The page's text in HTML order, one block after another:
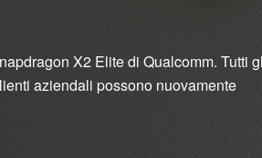
X2 Elite di Qualcomm. Tutti
aziendali possono nuovamente